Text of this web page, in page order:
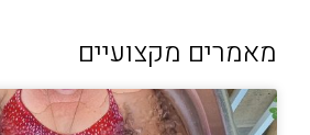
מאמרים מקצועיים